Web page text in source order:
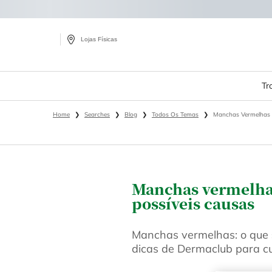
Lojas Físicas
Home Searches Blog Todos Os Temas Manchas
Manchas
possíveis causas
Manchas vermelhas: o
dicas de Dermaclub para